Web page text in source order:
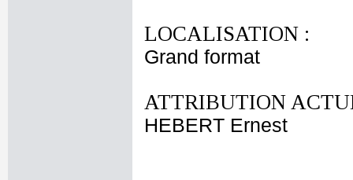
LOCALISATION :
Grand format
ATTRIBUTION
HEBERT Ernest